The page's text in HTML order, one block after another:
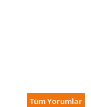
Tüm Yorumlar